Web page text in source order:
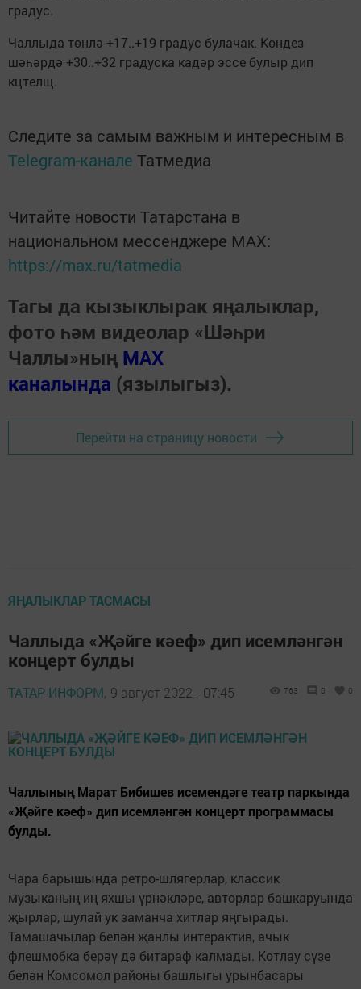
градус.
Чаллыда төнлә +17..+19 градус булачак. Көндез
шәһәрдә +30..+32 градуска кадәр эссе булыр дип
кцтелщ.
Следите за самым важным и интересным в
Telegram-канале Татмедиа
Читайте новости Татарстана в
национальном мессенджере MАХ:
https://max.ru/tatmedia
Тагы да кызыклырак яңалыклар,
фото һәм видеолар «Шәһри
Чаллы»ның MAX
каналында (язылыгыз).
Перейти на страницу новости
ЯҢАЛЫКЛАР ТАСМАСЫ
Чаллыда «Җәйге кәеф» дип исемләнгән
концерт булды
ТАТАР-ИНФОРМ, 9 август 2022 - 07:45 763 0 0
Чаллының Марат Бибишев исемендәге театр паркында
«Җәйге кәеф» дип исемләнгән концерт программасы
булды.
Чара барышында ретро-шлягерлар, классик
музыканың иң яхшы үрнәкләре, авторлар башкаруында
җырлар, шулай ук заманча хитлар яңгырады.
Тамашачылар белән җанлы интерактив, ачык
флешмобка берәү дә битараф калмады. Котлау сүзе
белән Комсомол районы башлыгы урынбасары